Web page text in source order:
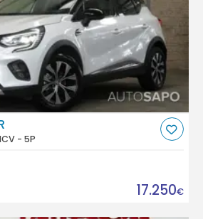
- 5P
17.250€